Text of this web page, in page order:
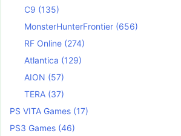
C9 (135)
MonsterHunterFrontier (656)
RF Online (274)
Atlantica (129)
AION (57)
TERA (37)
PS VITA Games (17)
PS3 Games (46)